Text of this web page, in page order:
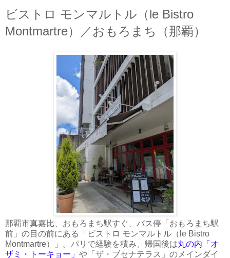
ビストロ モンマルトル（le Bistro
Montmartre）／おもろまち（那覇）
那覇市真嘉比、おもろまち駅すぐ、バス停「おもろまち駅
前」の目の前にある「ビストロ モンマルトル（le Bistro
Montmartre）」。パリで経験を積み、帰国後は丸の内「オ
ザミ・トーキョー」 や「ザ・ブセナテラス」のメインダイ